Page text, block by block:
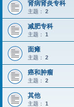
肾病肾炎专科
主题： 2
减肥专科
主题： 1
面瘫
主题： 2
癌和肿瘤
主题： 2
其他
主题： 1